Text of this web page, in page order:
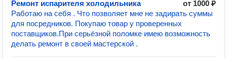
Ремонт испарителя холодильника
от 1000 ₽
Работаю на себя . Что позволяет мне не задирать суммы
для посредников. Покупаю товар у проверенных
поставщиков.При серьёзной поломке имею возможность
делать ремонт в своей мастерской .